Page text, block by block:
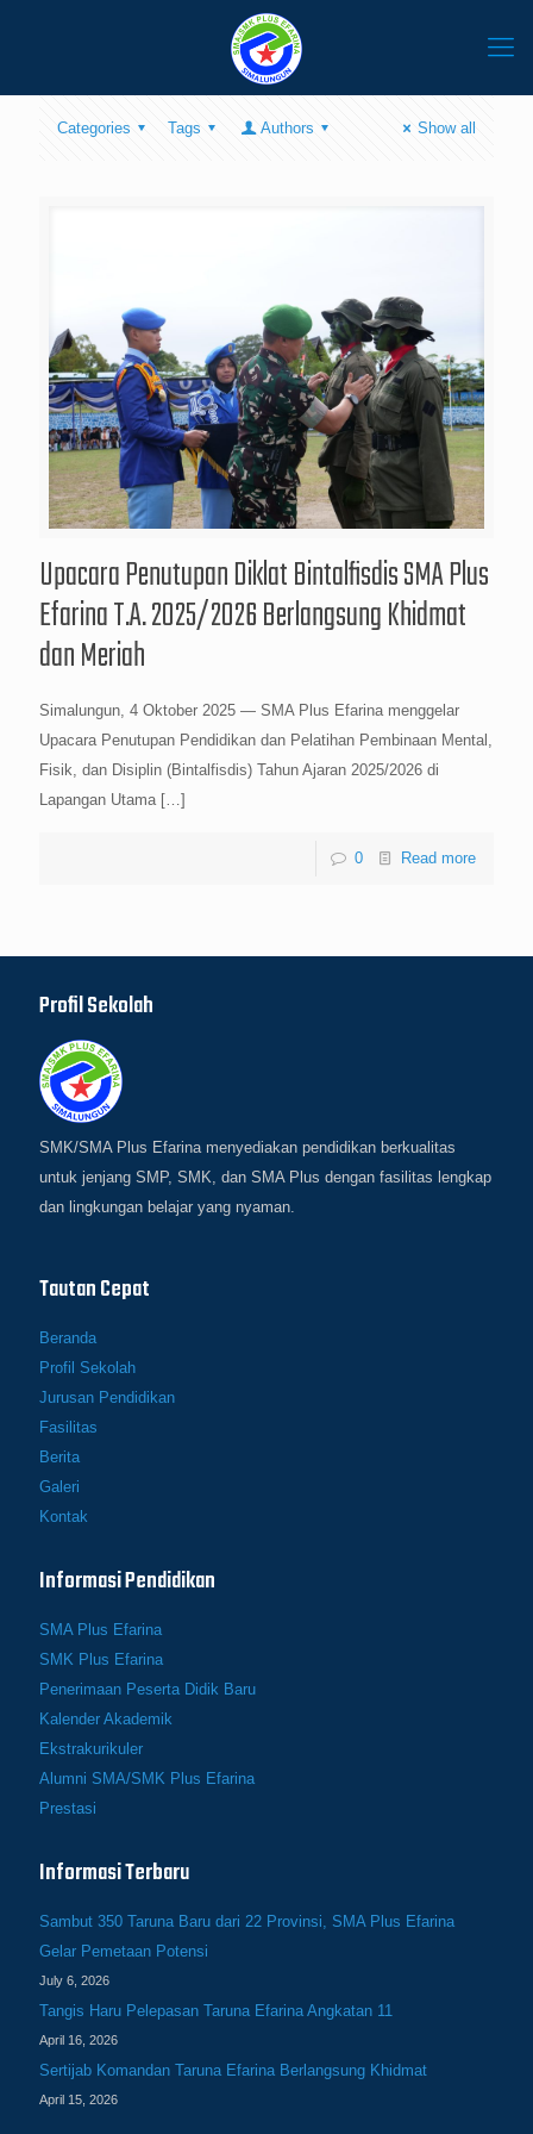
Categories Tags Authors Show all
Upacara Penutupan Diklat Bintalfisdis SMA Plus
Efarina T.A. 2025/2026 Berlangsung Khidmat
dan Meriah
Simalungun, 4 Oktober 2025 — SMA Plus Efarina menggelar
Upacara Penutupan Pendidikan dan Pelatihan Pembinaan Mental,
Fisik, dan Disiplin (Bintalfisdis) Tahun Ajaran 2025/2026 di
Lapangan Utama […]
0 Read more
Profil Sekolah
SMK/SMA Plus Efarina menyediakan pendidikan berkualitas
untuk jenjang SMP, SMK, dan SMA Plus dengan fasilitas lengkap
dan lingkungan belajar yang nyaman.
Tautan Cepat
Beranda
Profil Sekolah
Jurusan Pendidikan
Fasilitas
Berita
Galeri
Kontak
Informasi Pendidikan
SMA Plus Efarina
SMK Plus Efarina
Penerimaan Peserta Didik Baru
Kalender Akademik
Ekstrakurikuler
Alumni SMA/SMK Plus Efarina
Prestasi
Informasi Terbaru
Sambut 350 Taruna Baru dari 22 Provinsi, SMA Plus Efarina
Gelar Pemetaan Potensi
July 6, 2026
Tangis Haru Pelepasan Taruna Efarina Angkatan 11
April 16, 2026
Sertijab Komandan Taruna Efarina Berlangsung Khidmat
April 15, 2026